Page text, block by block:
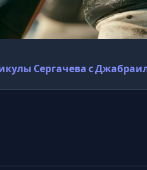
Сергачева с